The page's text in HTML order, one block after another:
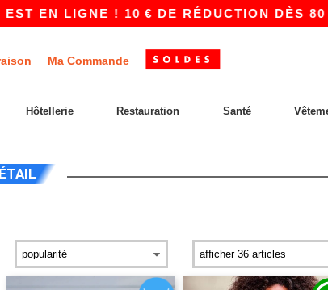
! 10 € DE RÉDUCTION DÈS 80 € AVEC
Ma Commande
Hôtellerie Restauration Santé